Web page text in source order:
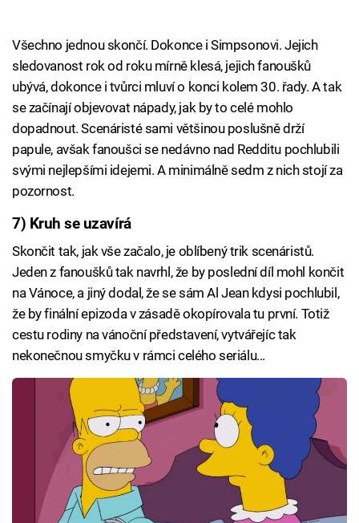
Všechno jednou skončí. Dokonce i Simpsonovi. Jejich
sledovanost rok od roku mírně klesá, jejich fanoušků
ubývá, dokonce i tvůrci mluví o konci kolem 30. řady. A tak
se začínají objevovat nápady, jak by to celé mohlo
dopadnout. Scenáristé sami většinou poslušně drží
papule, avšak fanoušci se nedávno nad Redditu pochlubili
svými nejlepšími idejemi. A minimálně sedm z nich stojí za
pozornost.
7) Kruh se uzavírá
Skončit tak, jak vše začalo, je oblíbený trik scenáristů.
Jeden z fanoušků tak navrhl, že by poslední díl mohl končit
na Vánoce, a jiný dodal, že se sám Al Jean kdysi pochlubil,
že by finální epizoda v zásadě okopírovala tu první. Totiž
cestu rodiny na vánoční představení, vytvářejíc tak
nekonečnou smyčku v rámci celého seriálu...